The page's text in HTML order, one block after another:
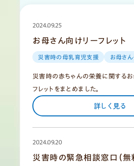
お母さん向けリーフレット
災害時の母乳育児支援 お母さ
2024.09.25
災害時の赤ちゃんの栄養に関する
フレットをまとめました。
詳しく見る
災害時の緊急相談窓口（無
2024.09.20